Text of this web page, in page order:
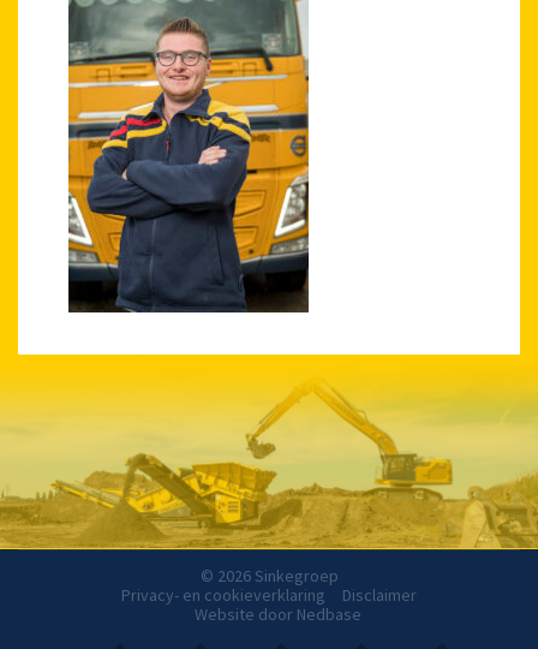
© 2026 Sinkegroep
Privacy- en cookieverklaring
Disclaimer
Website door Nedbase